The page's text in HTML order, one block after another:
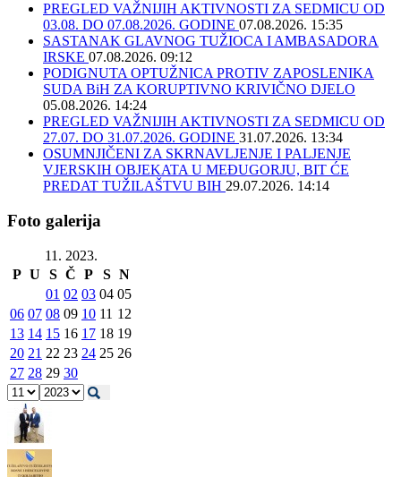
PREGLED VAŽNIJIH AKTIVNOSTI ZA SEDMICU OD
03.08. DO 07.08.2026. GODINE 07.08.2026. 15:35
SASTANAK GLAVNOG TUŽIOCA I AMBASADORA
IRSKE 07.08.2026. 09:12
PODIGNUTA OPTUŽNICA PROTIV ZAPOSLENIKA
SUDA BiH ZA KORUPTIVNO KRIVIČNO DJELO
05.08.2026. 14:24
PREGLED VAŽNIJIH AKTIVNOSTI ZA SEDMICU OD
27.07. DO 31.07.2026. GODINE 31.07.2026. 13:34
OSUMNJIČENI ZA SKRNAVLJENJE I PALJENJE
VJERSKIH OBJEKATA U MEĐUGORJU, BIT ĆE
PREDAT TUŽILAŠTVU BIH 29.07.2026. 14:14
Foto galerija
11. 2023.
P U S Č P S N
01 02 03 04 05
06 07 08 09 10 11 12
13 14 15 16 17 18 19
20 21 22 23 24 25 26
27 28 29 30